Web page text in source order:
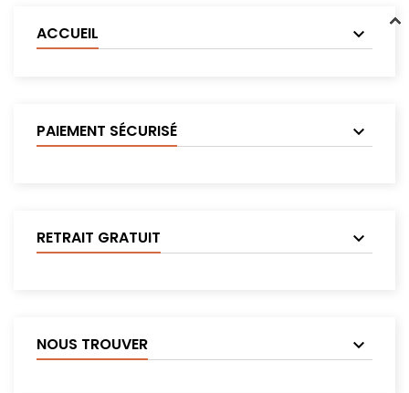
ACCUEIL
PAIEMENT SÉCURISÉ
RETRAIT GRATUIT
NOUS TROUVER